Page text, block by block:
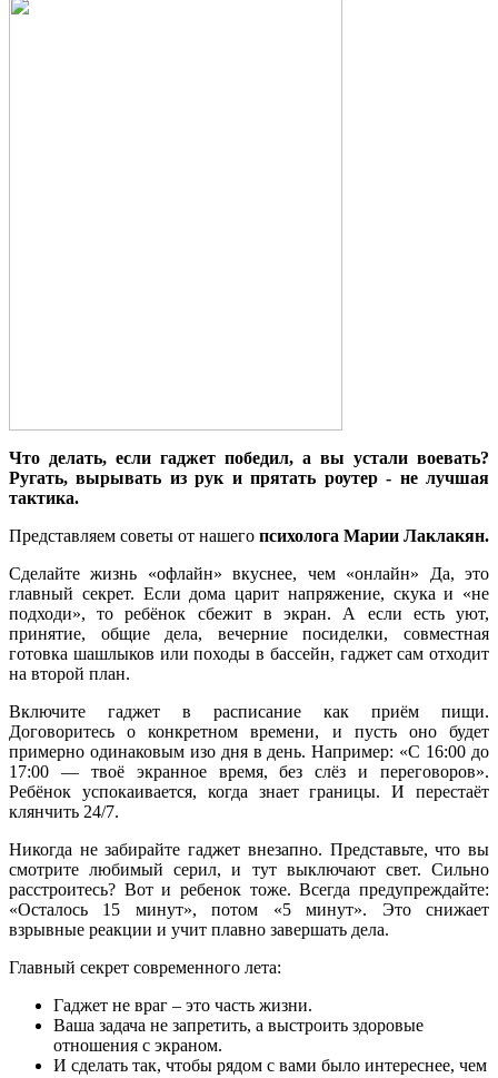
Что делать, если гаджет победил, а вы устали воевать?
Ругать, вырывать из рук и прятать роутер - не лучшая
тактика.
Представляем советы от нашего психолога Марии Лаклакян.
Сделайте жизнь «офлайн» вкуснее, чем «онлайн» Да, это
главный секрет. Если дома царит напряжение, скука и «не
подходи», то ребёнок сбежит в экран. А если есть уют,
принятие, общие дела, вечерние посиделки, совместная
готовка шашлыков или походы в бассейн, гаджет сам отходит
на второй план.
Включите гаджет в расписание как приём пищи.
Договоритесь о конкретном времени, и пусть оно будет
примерно одинаковым изо дня в день. Например: «С 16:00 до
17:00 — твоё экранное время, без слёз и переговоров».
Ребёнок успокаивается, когда знает границы. И перестаёт
клянчить 24/7.
Никогда не забирайте гаджет внезапно. Представьте, что вы
смотрите любимый серил, и тут выключают свет. Сильно
расстроитесь? Вот и ребенок тоже. Всегда предупреждайте:
«Осталось 15 минут», потом «5 минут». Это снижает
взрывные реакции и учит плавно завершать дела.
Главный секрет современного лета:
Гаджет не враг – это часть жизни.
Ваша задача не запретить, а выстроить здоровые
отношения с экраном.
И сделать так, чтобы рядом с вами было интереснее, чем